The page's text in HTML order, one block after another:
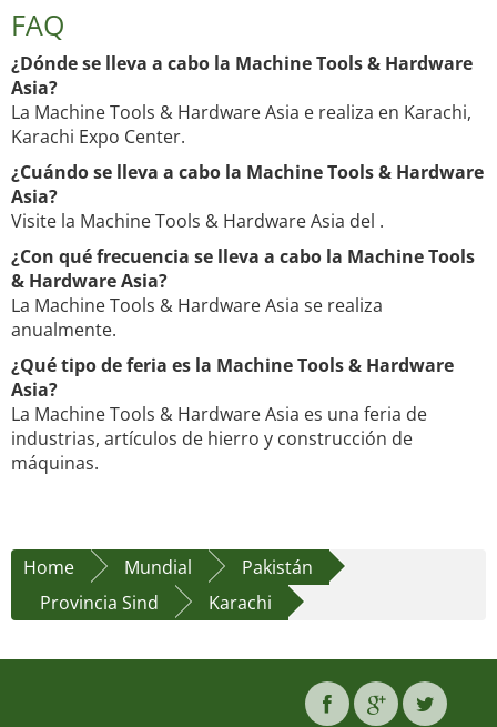
FAQ
¿Dónde se lleva a cabo la Machine Tools & Hardware
Asia?
La Machine Tools & Hardware Asia e realiza en Karachi,
Karachi Expo Center.
¿Cuándo se lleva a cabo la Machine Tools & Hardware
Asia?
Visite la Machine Tools & Hardware Asia del .
¿Con qué frecuencia se lleva a cabo la Machine Tools
& Hardware Asia?
La Machine Tools & Hardware Asia se realiza
anualmente.
¿Qué tipo de feria es la Machine Tools & Hardware
Asia?
La Machine Tools & Hardware Asia es una feria de
industrias, artículos de hierro y construcción de
máquinas.
Home Mundial
Pakistán
Provincia Sind
Karachi